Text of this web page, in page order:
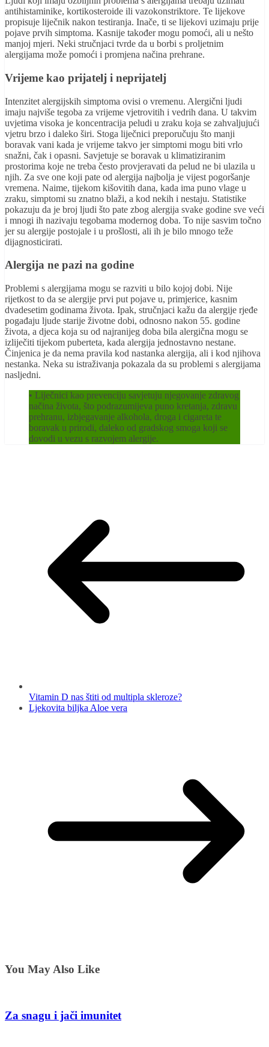
antihistaminike, kortikosteroide ili vazokonstriktore. Te lijekove
propisuje liječnik nakon testiranja. Inače, ti se lijekovi uzimaju prije
pojave prvih simptoma. Kasnije također mogu pomoći, ali u nešto
manjoj mjeri. Neki stručnjaci tvrde da u borbi s proljetnim
alergijama može pomoći i promjena načina prehrane.
Vrijeme kao prijatelj i neprijatelj
Intenzitet alergijskih simptoma ovisi o vremenu. Alergični ljudi
imaju najviše tegoba za vrijeme vjetrovitih i vedrih dana. U takvim
uvjetima visoka je koncentracija peludi u zraku koja se zahvaljujući
vjetru brzo i daleko širi. Stoga liječnici preporučuju što manji
boravak vani kada je vrijeme takvo jer simptomi mogu biti vrlo
snažni, čak i opasni. Savjetuje se boravak u klimatiziranim
prostorima koje ne treba često provjeravati da pelud ne bi ulazila u
njih. Za sve one koji pate od alergija najbolja je vijest pogoršanje
vremena. Naime, tijekom kišovitih dana, kada ima puno vlage u
zraku, simptomi su znatno blaži, a kod nekih i nestaju. Statistike
pokazuju da je broj ljudi što pate zbog alergija svake godine sve veći
i mnogi ih nazivaju tegobama modernog doba. To nije sasvim točno
jer su alergije postojale i u prošlosti, ali ih je bilo mnogo teže
dijagnosticirati.
Alergija ne pazi na godine
Problemi s alergijama mogu se razviti u bilo kojoj dobi. Nije
rijetkost to da se alergije prvi put pojave u, primjerice, kasnim
dvadesetim godinama života. Ipak, stručnjaci kažu da alergije rjeđe
pogađaju ljude starije životne dobi, odnosno nakon 55. godine
života, a djeca koja su od najranijeg doba bila alergična mogu se
izliječiti tijekom puberteta, kada alergija jednostavno nestane.
Činjenica je da nema pravila kod nastanka alergija, ali i kod njihova
nestanka. Neka su istraživanja pokazala da su problemi s alergijama
nasljedni.
• Liječnici kao prevenciju savjetuju njegovanje zdravog
načina života, što podrazumijeva puno kretanja, zdravu
prehranu, izbjegavanje alkohola, droga i cigareta te
boravak u prirodi, daleko od gradskog smoga koji se
dovodi u vezu s razvojem alergije.
Vitamin D nas štiti od multipla skleroze?
Ljekovita biljka Aloe vera
You May Also Like
Za snagu i jači imunitet